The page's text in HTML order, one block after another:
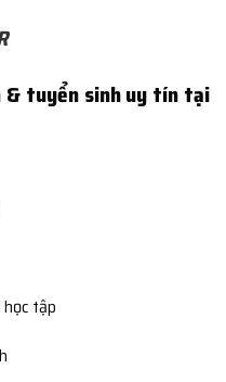
& tuyển sinh uy tín tại
tập